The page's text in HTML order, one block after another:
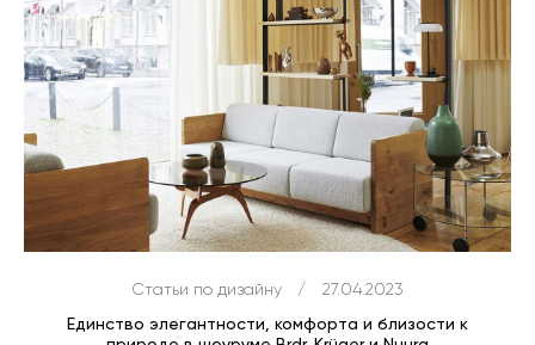
Статьи по дизайну / 27.04.2023
Единство элегантности, комфорта и близости к